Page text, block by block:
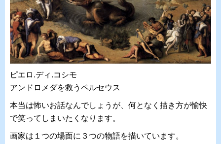
ピエロ.ディ.コシモ
アンドロメダを救うペルセウス
本当は怖いお話なんでしょうが、何となく描き方が愉快
で笑ってしまいたくなります。
画家は１つの場面に３つの物語を描いています。